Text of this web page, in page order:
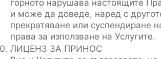
горното нарушава настоящите
и може да доведе, наред с
прекратяване или суспендиране
права за използване на Услугите.
ЛИЦЕНЗ ЗА ПРИНОС